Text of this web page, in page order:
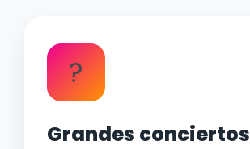
?
Grandes conciertos